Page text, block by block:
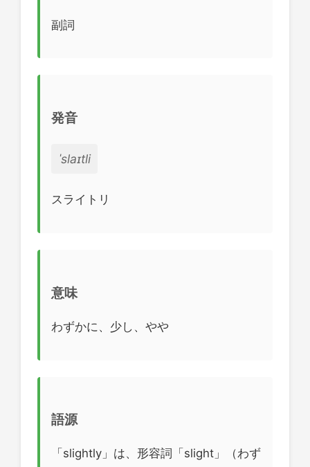
副詞
発音
ˈslaɪtli
スライトリ
意味
わずかに、少し、やや
語源
「slightly」は、形容詞「slight」（わず